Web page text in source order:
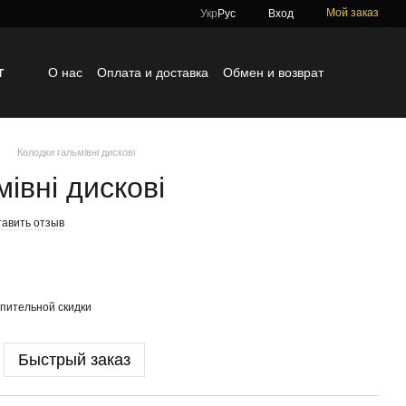
Укр Рус Вход Мой заказ
О нас Оплата и доставка
Обмен и возврат
Колодки гальмівні дискові
дискові
отзыв
скидки
Быстрый заказ